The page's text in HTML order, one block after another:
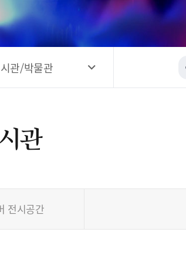
관/박물관
관
전시공간